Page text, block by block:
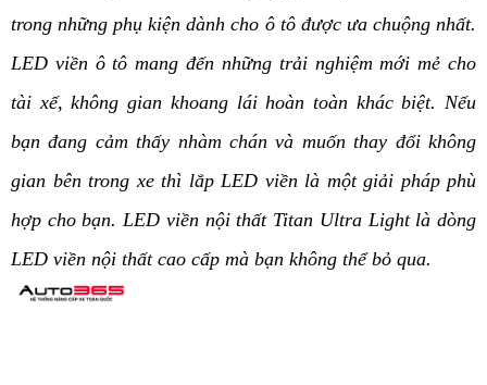
trong những phụ kiện dành cho ô tô được ưa chuộng nhất.
LED viền ô tô mang đến những trải nghiệm mới mẻ cho
tài xế, không gian khoang lái hoàn toàn khác biệt. Nếu
bạn đang cảm thấy nhàm chán và muốn thay đổi không
gian bên trong xe thì lắp LED viền là một giải pháp phù
hợp cho bạn. LED viền nội thất Titan Ultra Light là dòng
LED viền nội thất cao cấp mà bạn không thể bỏ qua.